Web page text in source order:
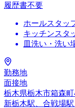
履歴書不要
ホールスタッ
キッチンスタ
皿洗い・洗い
勤務地
面接地
栃木県栃木市箱森町
新栃木駅、合戦場